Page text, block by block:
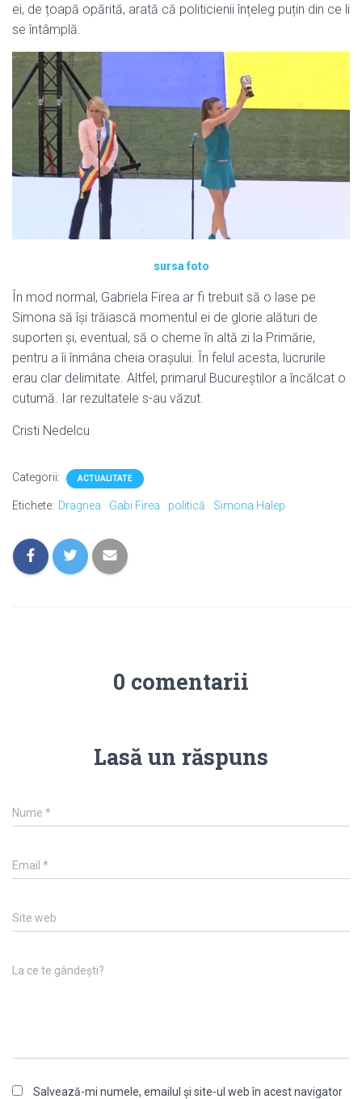
ei, de țoapă opărită, arată că politicienii înțeleg puțin din ce li
se întâmplă.
sursa foto
În mod normal, Gabriela Firea ar fi trebuit să o lase pe
Simona să își trăiască momentul ei de glorie alături de
suporteri și, eventual, să o cheme în altă zi la Primărie,
pentru a îi înmâna cheia orașului. În felul acesta, lucrurile
erau clar delimitate. Altfel, primarul Bucureștilor a încălcat o
cutumă. Iar rezultatele s-au văzut.
Cristi Nedelcu
Categorii: ACTUALITATE
Etichete: Dragnea Gabi Firea politică Simona Halep
0 comentarii
Lasă un răspuns
Nume *
Email *
Site web
La ce te gândești?
Salvează-mi numele, emailul și site-ul web în acest navigator